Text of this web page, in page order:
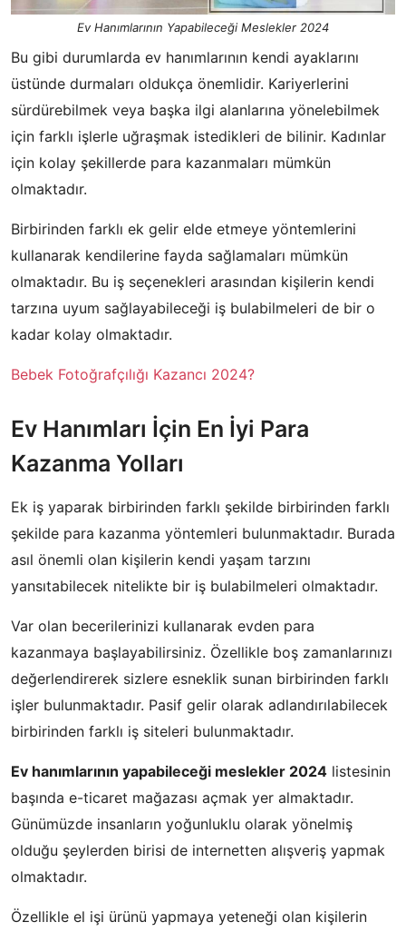
Ev Hanımlarının Yapabileceği Meslekler 2024
Bu gibi durumlarda ev hanımlarının kendi ayaklarını
üstünde durmaları oldukça önemlidir. Kariyerlerini
sürdürebilmek veya başka ilgi alanlarına yönelebilmek
için farklı işlerle uğraşmak istedikleri de bilinir. Kadınlar
için kolay şekillerde para kazanmaları mümkün
olmaktadır.
Birbirinden farklı ek gelir elde etmeye yöntemlerini
kullanarak kendilerine fayda sağlamaları mümkün
olmaktadır. Bu iş seçenekleri arasından kişilerin kendi
tarzına uyum sağlayabileceği iş bulabilmeleri de bir o
kadar kolay olmaktadır.
Bebek Fotoğrafçılığı Kazancı 2024?
Ev Hanımları İçin En İyi Para
Kazanma Yolları
Ek iş yaparak birbirinden farklı şekilde birbirinden farklı
şekilde para kazanma yöntemleri bulunmaktadır. Burada
asıl önemli olan kişilerin kendi yaşam tarzını
yansıtabilecek nitelikte bir iş bulabilmeleri olmaktadır.
Var olan becerilerinizi kullanarak evden para
kazanmaya başlayabilirsiniz. Özellikle boş zamanlarınızı
değerlendirerek sizlere esneklik sunan birbirinden farklı
işler bulunmaktadır. Pasif gelir olarak adlandırılabilecek
birbirinden farklı iş siteleri bulunmaktadır.
Ev hanımlarının yapabileceği meslekler 2024 listesinin
başında e-ticaret mağazası açmak yer almaktadır.
Günümüzde insanların yoğunluklu olarak yönelmiş
olduğu şeylerden birisi de internetten alışveriş yapmak
olmaktadır.
Özellikle el işi ürünü yapmaya yeteneği olan kişilerin